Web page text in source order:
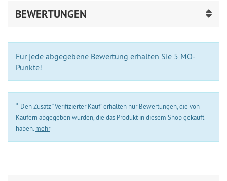
BEWERTUNGEN
Für jede abgegebene Bewertung erhalten Sie 5 MO-
Punkte!
* Den Zusatz “Verifizierter Kauf” erhalten nur Bewertungen, die von
Käufern abgegeben wurden, die das Produkt in diesem Shop gekauft
haben. mehr